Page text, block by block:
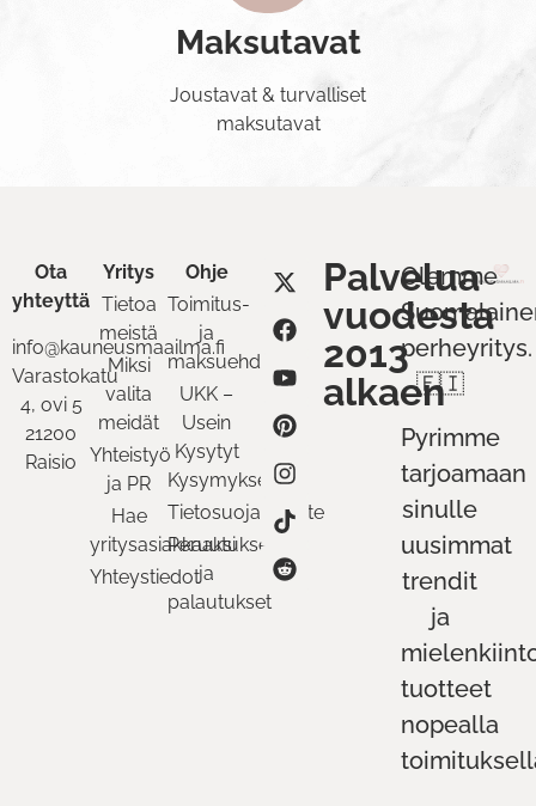
Maksutavat
Joustavat & turvalliset
maksutavat
Ota
yhteyttä
info@kauneusmaailma.fi
Varastokatu
4, ovi 5
21200
Raisio
Yritys
Tietoa
meistä
Miksi
valita
meidät
Yhteistyö
ja PR
Hae
yritysasiakkaaksi
Yhteystiedot
Ohje
Toimitus-
ja
maksuehdot
UKK –
Usein
Kysytyt
Kysymykset
Tietosuojaseloste
Peruutukset
ja
palautukset
Palvelua
vuodesta
2013
alkaen
Olemme
perheyritys.
🇫🇮
Pyrimme
tarjoamaan
sinulle
uusimmat
trendit
ja
tuotteet
nopealla